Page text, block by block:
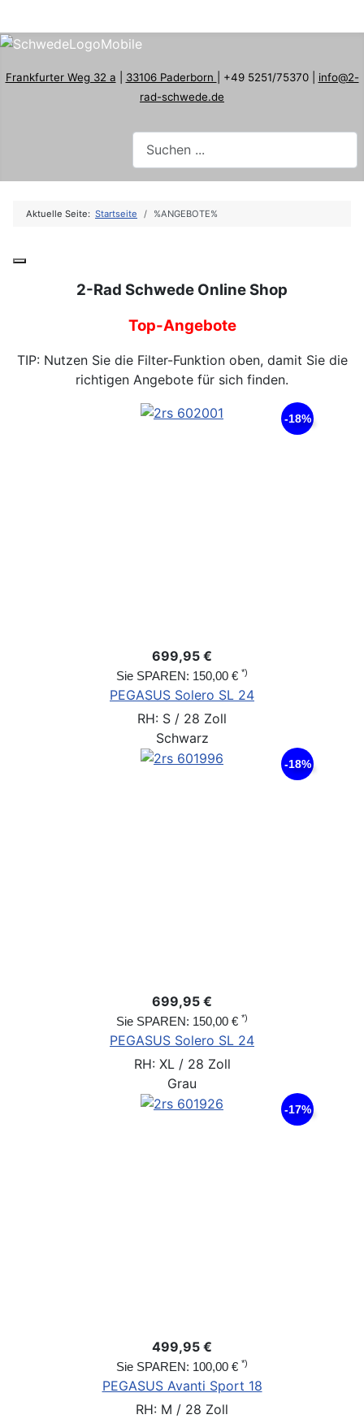
Frankfurter Weg 32 a 33106 Paderborn | +49 5251/75370 | info@2-
rad-schwede.de
Aktuelle Seite: Startseite %ANGEBOTE%
2-Rad Schwede Online Shop
Top-Angebote
TIP: Nutzen Sie die Filter-Funktion oben, damit Sie die
richtigen Angebote für sich finden.
-18%
699,95 €
Sie SPAREN: 150,00 € *)
PEGASUS Solero SL 24
RH: S / 28 Zoll
Schwarz
-18%
699,95 €
Sie SPAREN: 150,00 € *)
PEGASUS Solero SL 24
RH: XL / 28 Zoll
Grau
-17%
499,95 €
Sie SPAREN: 100,00 € *)
PEGASUS Avanti Sport 18
RH: M / 28 Zoll